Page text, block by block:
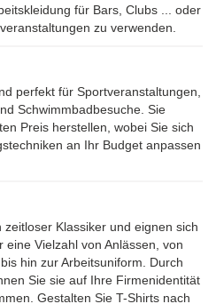
für Bars, Clubs ... oder
zu verwenden.
perfekt für Sportveranstaltungen,
Schwimmbadbesuche. Sie
Preis herstellen, wobei Sie sich
an Ihr Budget anpassen
Klassiker und eignen sich
Vielzahl von Anlässen, von
hin zur Arbeitsuniform. Durch
Sie sie auf Ihre Firmenidentität
Gestalten Sie T-Shirts nach